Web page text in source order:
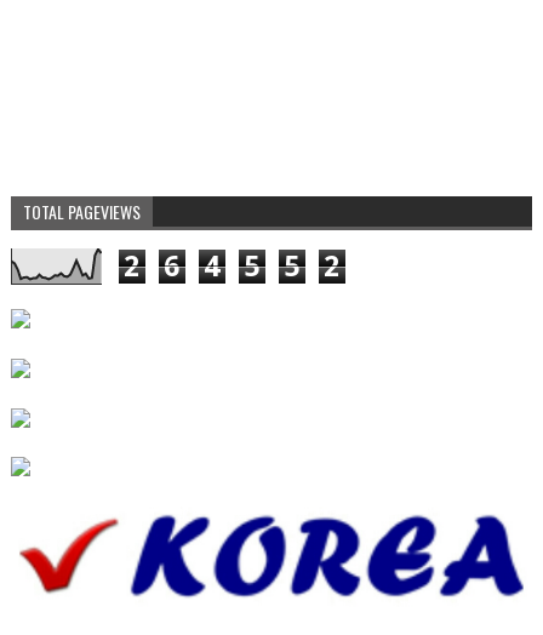
TOTAL PAGEVIEWS
2 6 4 5 5 2